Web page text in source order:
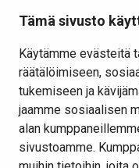
Tämä sivusto
Käytämme evästeitä
räätälöimiseen,
tukemiseen ja
jaamme sosiaalisen
alan
sivustoamme.